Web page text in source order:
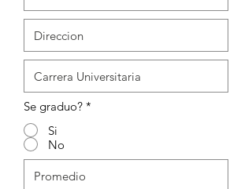
Se graduo? *
Si
No